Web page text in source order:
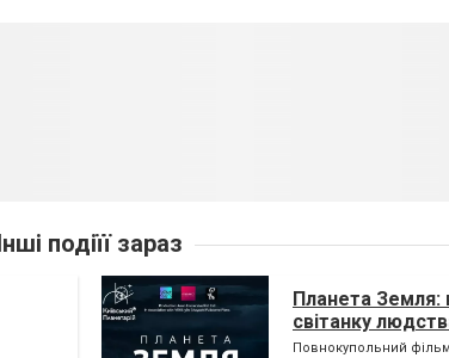
подіїї зараз
Планета Земля:
світанку
(класична
Повнокупольний фільм